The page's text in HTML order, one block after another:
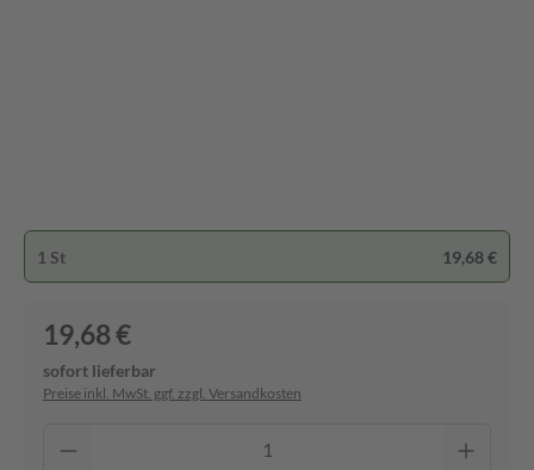
1 St 19,68 €
19,68 €
sofort lieferbar
Preise inkl. MwSt. ggf. zzgl. Versandkosten